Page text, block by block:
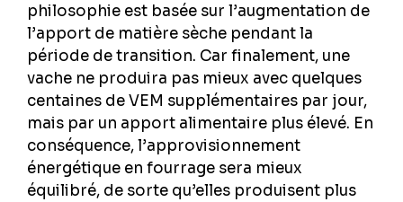
philosophie est basée sur l’augmentation de
l’apport de matière sèche pendant la
période de transition. Car finalement, une
vache ne produira pas mieux avec quelques
centaines de VEM supplémentaires par jour,
mais par un apport alimentaire plus élevé. En
conséquence, l’approvisionnement
énergétique en fourrage sera mieux
équilibré, de sorte qu’elles produisent plus